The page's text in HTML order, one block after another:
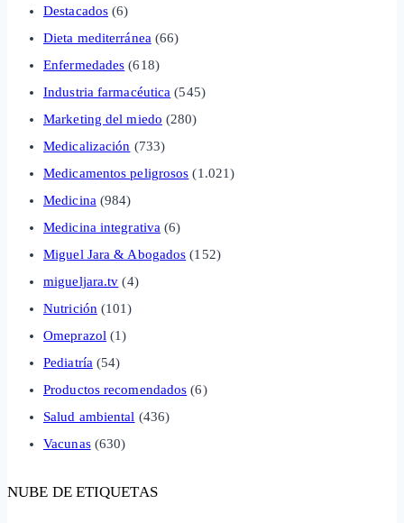
Destacados (6)
Dieta mediterránea (66)
Enfermedades (618)
Industria farmacéutica (545)
Marketing del miedo (280)
Medicalización (733)
Medicamentos peligrosos (1.021)
Medicina (984)
Medicina integrativa (6)
Miguel Jara & Abogados (152)
migueljara.tv (4)
Nutrición (101)
Omeprazol (1)
Pediatría (54)
Productos recomendados (6)
Salud ambiental (436)
Vacunas(630)
NUBE DE ETIQUETAS